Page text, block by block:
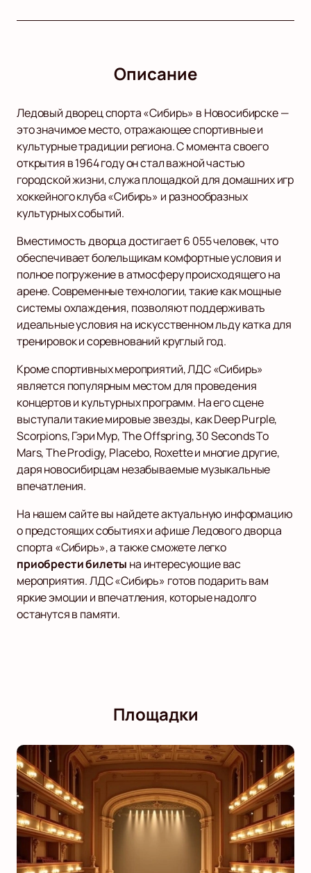
Описание
Ледовый дворец спорта «Сибирь» в Новосибирске —
это значимое место, отражающее спортивные и
культурные традиции региона. С момента своего
открытия в 1964 году он стал важной частью
городской жизни, служа площадкой для домашних игр
хоккейного клуба «Сибирь» и разнообразных
культурных событий.
Вместимость дворца достигает 6 055 человек, что
обеспечивает болельщикам комфортные условия и
полное погружение в атмосферу происходящего на
арене. Современные технологии, такие как мощные
системы охлаждения, позволяют поддерживать
идеальные условия на искусственном льду катка для
тренировок и соревнований круглый год.
Кроме спортивных мероприятий, ЛДС «Сибирь»
является популярным местом для проведения
концертов и культурных программ. На его сцене
выступали такие мировые звезды, как Deep Purple,
Scorpions, Гэри Мур, The Offspring, 30 Seconds To
Mars, The Prodigy, Placebo, Roxette и многие другие,
даря новосибирцам незабываемые музыкальные
впечатления.
На нашем сайте вы найдете актуальную информацию
о предстоящих событиях и афише Ледового дворца
спорта «Сибирь», а также сможете легко
приобрести билеты на интересующие вас
мероприятия. ЛДС «Сибирь» готов подарить вам
яркие эмоции и впечатления, которые надолго
останутся в памяти.
Площадки